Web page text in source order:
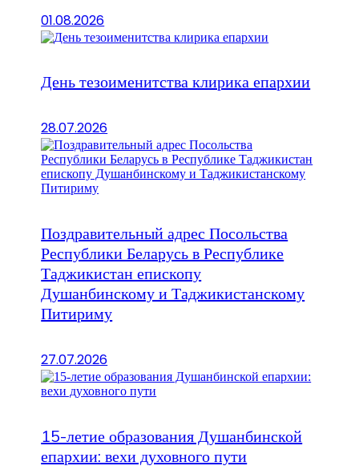
01.08.2026
День тезоименитства клирика епархии
28.07.2026
Поздравительный адрес Посольства
Республики Беларусь в Республике
Таджикистан епископу
Душанбинскому и Таджикистанскому
Питириму
27.07.2026
15-летие образования Душанбинской
епархии: вехи духовного пути